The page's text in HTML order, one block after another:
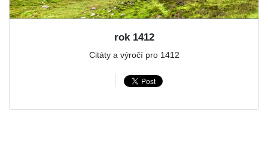
rok 1412
Citáty a výročí pro 1412